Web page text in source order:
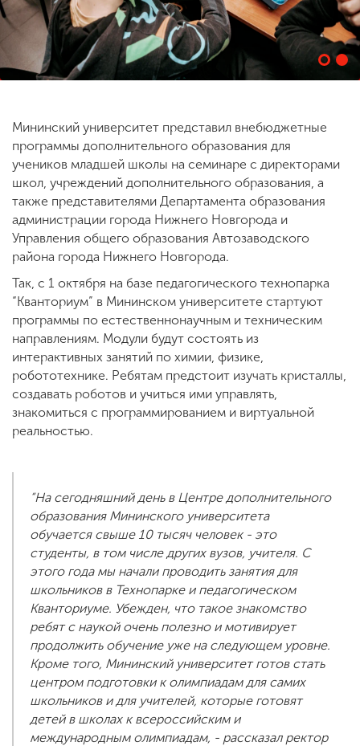
ENG SPN CHI
Приемная
комиссия
+7 (831) 262-26-20
Мининский университет представил внебюджетные
программы дополнительного образования для
учеников младшей школы на семинаре с директорами
школ, учреждений дополнительного образования, а
также представителями Департамента образования
администрации города Нижнего Новгорода и
Управления общего образования Автозаводского
района города Нижнего Новгорода.
Так, с 1 октября на базе педагогического технопарка
“Кванториум” в Мининском университете стартуют
программы по естественнонаучным и техническим
направлениям. Модули будут состоять из
интерактивных занятий по химии, физике,
робототехнике. Ребятам предстоит изучать кристаллы,
создавать роботов и учиться ими управлять,
знакомиться с программированием и виртуальной
реальностью.
“На сегодняшний день в Центре дополнительного
образования Мининского университета
обучается свыше 10 тысяч человек - это
студенты, в том числе других вузов, учителя. С
этого года мы начали проводить занятия для
школьников в Технопарке и педагогическом
Кванториуме. Убежден, что такое знакомство
ребят с наукой очень полезно и мотивирует
продолжить обучение уже на следующем уровне.
Кроме того, Мининский университет готов стать
центром подготовки к олимпиадам для самих
школьников и для учителей, которые готовят
детей в школах к всероссийским и
международным олимпиадам, - рассказал ректор